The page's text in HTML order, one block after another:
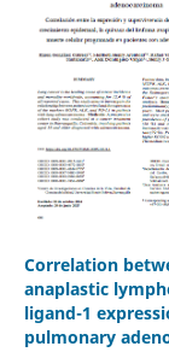
Correlation
anaplastic
ligand-1
pulmonary